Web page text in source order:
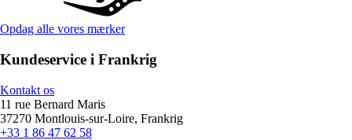
Opdag alle vores mærker
Kundeservice i Frankrig
Kontakt os
11 rue Bernard Maris
37270 Montlouis-sur-Loire, Frankrig
+33 1 86 47 62 58